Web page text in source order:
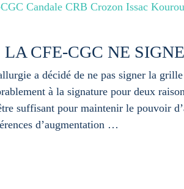
Candale CRB Crozon Issac
CFE-CGC NE
a décidé de ne pas signer la
à la signature pour deux
suffisant pour maintenir le pouvoir
d’augmentation …